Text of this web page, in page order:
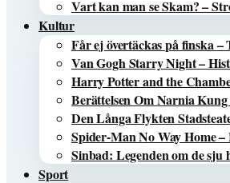
Vart kan man se Skam? –
Kultur
Får ej övertäckas på finska
Van Gogh Starry Night –
Harry Potter and the
Berättelsen Om Narnia
Den Långa Flykten
Spider-Man No Way Home –
Sinbad: Legenden om de sju
Sport